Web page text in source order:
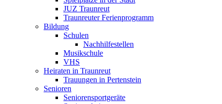
JUZ Traunreut
Traunreuter Ferienprogramm
Bildung
Schulen
Nachhilfestellen
Musikschule
VHS
Heiraten in Traunreut
Trauungen in Pertenstein
Senioren
Seniorensportgeräte